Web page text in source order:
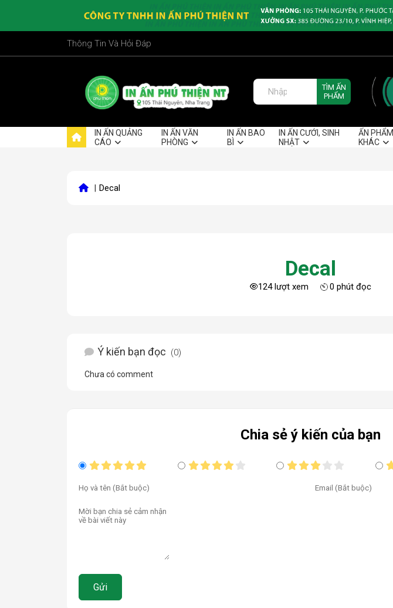
Thông Tin Và Hỏi Đáp
TÌM ẤN
PHẨM
IN ẤN QUẢNG
CÁO
IN ẤN VĂN
PHÒNG
IN ẤN BAO
BÌ
IN ẤN CƯỚI, SINH
NHẬT
ẤN PHẨM
KHÁC
| Decal
Decal
124 lượt xem 0 phút đọc
Ý kiến bạn đọc (0)
Chưa có comment
Chia sẻ ý kiến của bạn
Gửi